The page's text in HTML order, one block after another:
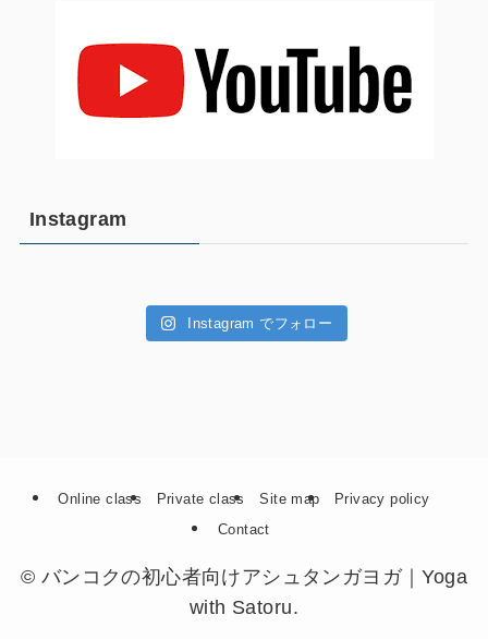
Instagram
Instagram でフォロー
Online class Private class Site map
Privacy policy
Contact
© バンコクの初心者向けアシュタンガヨガ｜Yoga
with Satoru.